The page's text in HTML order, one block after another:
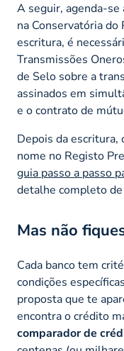
A seguir, agenda-se
na Conservatória
escritura, é
Transmissões
de Selo sobre a
assinados em
e o contrato de
Depois da
nome no Registo
guia passo a passo
detalhe completo de
Mas não
Cada banco tem
condições
proposta que te
encontra o crédito
comparador de